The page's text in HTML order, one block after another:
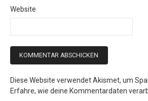
Website
Diese Website verwendet Akismet, um
Erfahre, wie deine Kommentardaten